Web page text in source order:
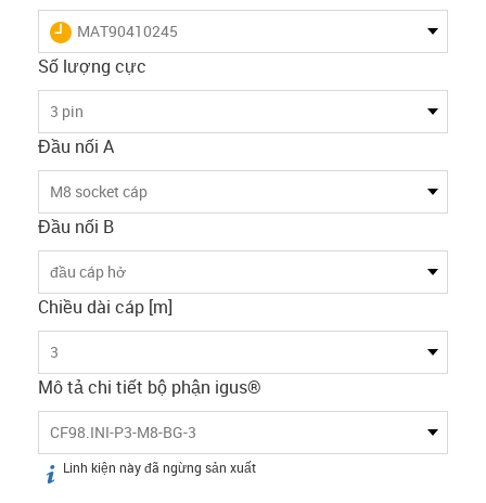
igus-icon-lieferzeit
MAT90410245
Số lượng cực
3 pin
Đầu nối A
M8 socket cáp
Đầu nối B
đầu cáp hở
Chiều dài cáp [m]
3
Mô tả chi tiết bộ phận igus®
CF98.INI-P3-M8-BG-3
igus-icon-info
Linh kiện này đã ngừng sản xuất